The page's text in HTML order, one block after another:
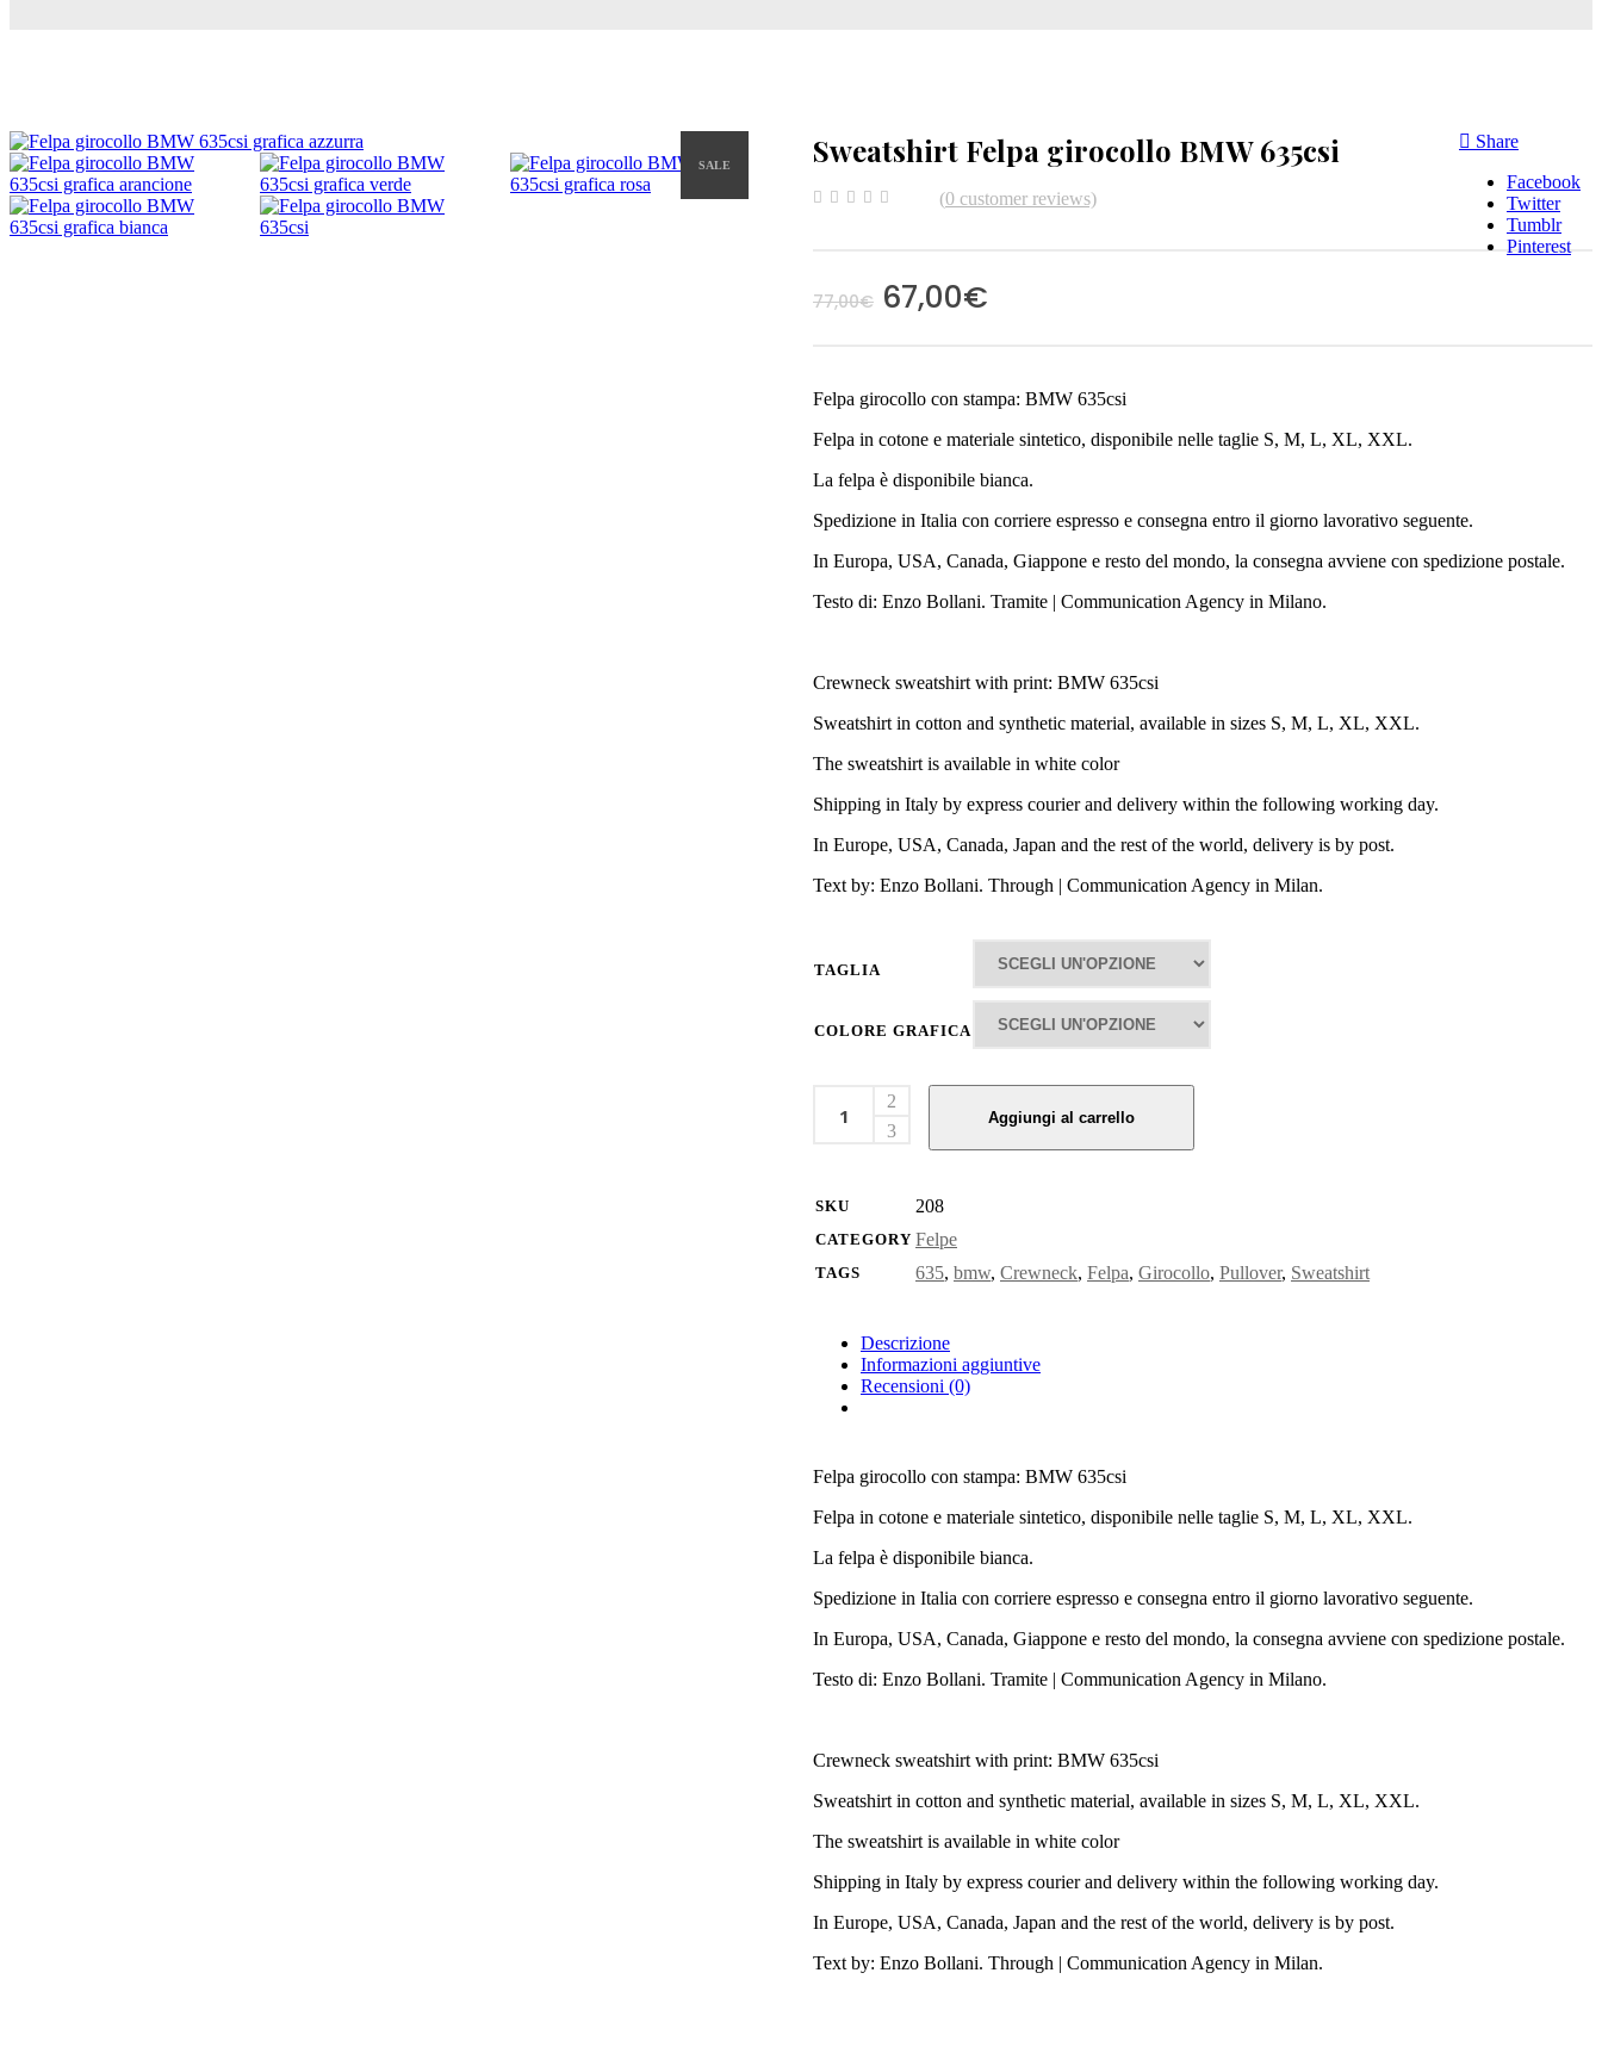
SALE Sweatshirt Felpa girocollo BMW 635csi
Share
Facebook
Twitter
Tumblr
Pinterest
customer
ratings
(0 customer reviews)
77,00€ 67,00€
Felpa girocollo con stampa: BMW 635csi
Felpa in cotone e materiale sintetico, disponibile nelle taglie S, M, L, XL, XXL.
La felpa è disponibile bianca.
Spedizione in Italia con corriere espresso e consegna entro il giorno lavorativo seguente.
In Europa, USA, Canada, Giappone e resto del mondo, la consegna avviene con spedizione postale.
Testo di: Enzo Bollani. Tramite | Communication Agency in Milano.
Crewneck sweatshirt with print: BMW 635csi
Sweatshirt in cotton and synthetic material, available in sizes S, M, L, XL, XXL.
The sweatshirt is available in white color
Shipping in Italy by express courier and delivery within the following working day.
In Europe, USA, Canada, Japan and the rest of the world, delivery is by post.
Text by: Enzo Bollani. Through | Communication Agency in Milan.
TAGLIA
COLORE GRAFICA
Sweatshirt
Felpa
quantity
Aggiungi al carrello
SKU 208
CATEGORY Felpe
TAGS 635, bmw, Crewneck, Felpa, Girocollo, Pullover, Sweatshirt
Descrizione
Informazioni aggiuntive
Recensioni (0)
Felpa girocollo con stampa: BMW 635csi
Felpa in cotone e materiale sintetico, disponibile nelle taglie S, M, L, XL, XXL.
La felpa è disponibile bianca.
Spedizione in Italia con corriere espresso e consegna entro il giorno lavorativo seguente.
In Europa, USA, Canada, Giappone e resto del mondo, la consegna avviene con spedizione postale.
Testo di: Enzo Bollani. Tramite | Communication Agency in Milano.
Crewneck sweatshirt with print: BMW 635csi
Sweatshirt in cotton and synthetic material, available in sizes S, M, L, XL, XXL.
The sweatshirt is available in white color
Shipping in Italy by express courier and delivery within the following working day.
In Europe, USA, Canada, Japan and the rest of the world, delivery is by post.
Text by: Enzo Bollani. Through | Communication Agency in Milan.